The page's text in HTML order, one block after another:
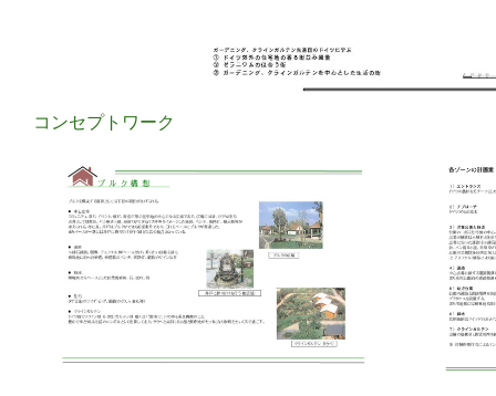
コンセプトワーク